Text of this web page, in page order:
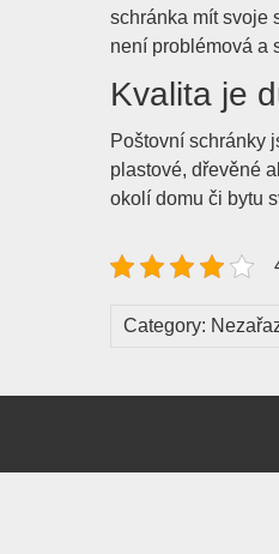
schránka mít svoje
není problémová a
Kvalita je
Poštovní schránky
plastové, dřevěné
okolí domu či bytu
Category: